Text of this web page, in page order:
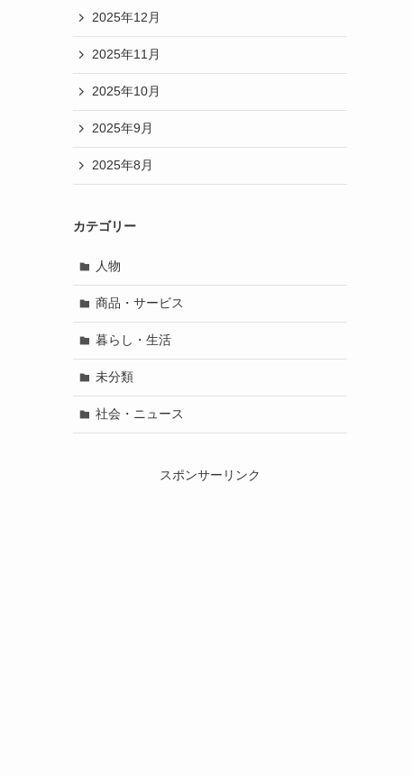
2025年12月
2025年11月
2025年10月
2025年9月
2025年8月
カテゴリー
人物
商品・サービス
暮らし・生活
未分類
社会・ニュース
スポンサーリンク